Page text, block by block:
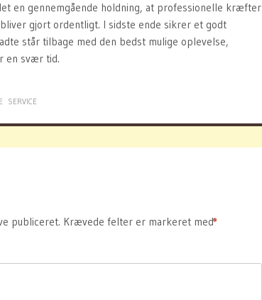
en gennemgående holdning, at professionelle kræfter
gjort ordentligt. I sidste ende sikrer et godt
står tilbage med den bedst mulige oplevelse,
en svær tid.
SERVICE
publiceret. Krævede felter er markeret med
*